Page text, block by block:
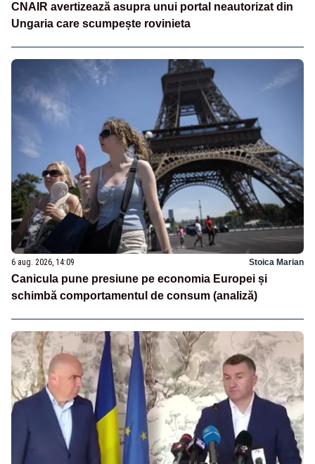
CNAIR avertizează asupra unui portal neautorizat din
Ungaria care scumpește rovinieta
6 aug. 2026, 14:09 Stoica Marian
Canicula pune presiune pe economia Europei și
schimbă comportamentul de consum (analiză)